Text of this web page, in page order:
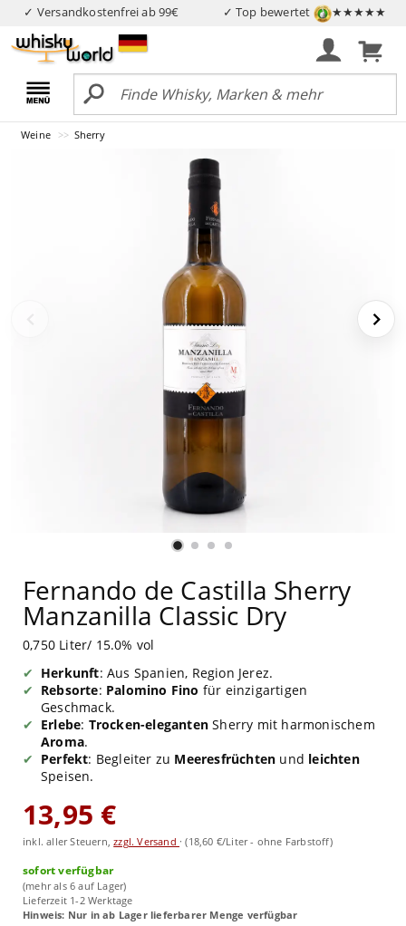
✓ Versandkostenfrei ab 99€ ✓ Top bewertet ★★★★★
Weine Sherry
Fernando de Castilla Sherry
Manzanilla Classic Dry
0,750 Liter/ 15.0% vol
Herkunft: Aus Spanien, Region Jerez.
Rebsorte: Palomino Fino für einzigartigen
Geschmack.
Erlebe: Trocken-eleganten Sherry mit harmonischem
Aroma.
Perfekt: Begleiter zu Meeresfrüchten und leichten
Speisen.
13,95 €
inkl. aller Steuern,zzgl. Versand ·(18,60 €/Liter - ohne Farbstoff)
sofort verfügbar
(mehr als 6 auf Lager)
Lieferzeit 1-2 Werktage
Hinweis: Nur in ab Lager lieferbarer Menge verfügbar